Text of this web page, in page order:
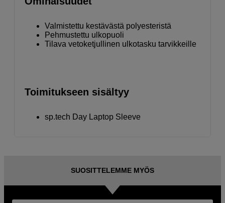
Valmistettu kestävästä polyesteristä
Pehmustettu ulkopuoli
Tilava vetoketjullinen ulkotasku tarvikkeille
Toimitukseen sisältyy
sp.tech Day Laptop Sleeve
SUOSITTELEMME MYÖS